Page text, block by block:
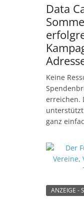
Data
Keine
erreichen.
ganz
ANZEIGE -